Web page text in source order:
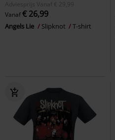
Adviesprijs
Vanaf € 29,99
Vanaf€ 26,99
Angels Lie Slipknot T-shirt